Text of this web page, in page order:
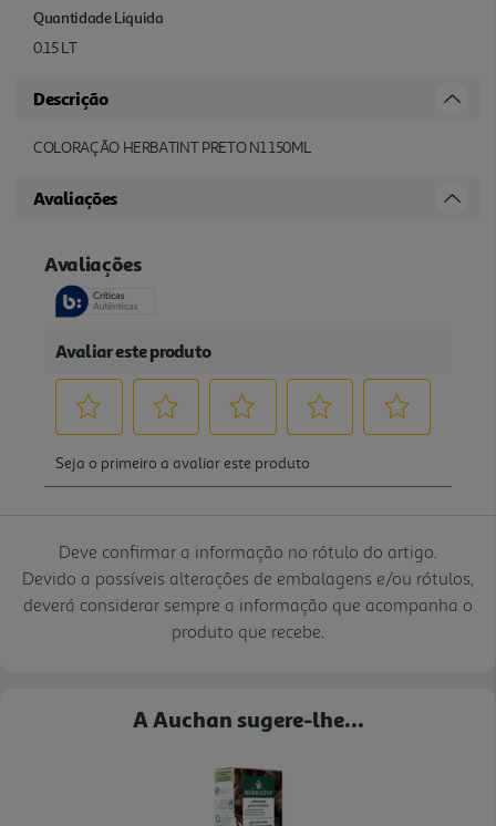
Quantidade Liquida
0.15 LT
Descrição
COLORAÇÃO HERBATINT PRETO N1 150ML
Avaliações
Deve confirmar a informação no rótulo do artigo.
Devido a possíveis alterações de embalagens e/ou rótulos,
deverá considerar sempre a informação que acompanha o
produto que recebe.
A Auchan sugere-lhe...